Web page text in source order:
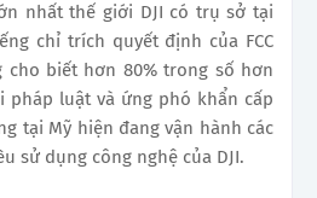
nhất thế giới DJI có trụ sở tại
chỉ trích quyết định của FCC
cho biết hơn 80% trong số hơn
pháp luật và ứng phó khẩn cấp
tại Mỹ hiện đang vận hành các
sử dụng công nghệ của DJI.